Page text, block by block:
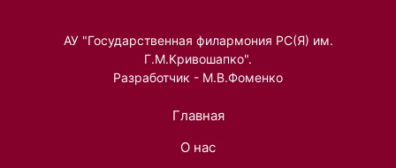
АУ "Государственная филармония РС(Я) им.
Г.М.Кривошапко".
Разработчик - М.В.Фоменко
Главная
О нас